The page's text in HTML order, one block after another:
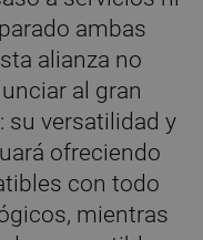
ambas
alianza no
al gran
su versatilidad y
ofreciendo
con todo
mientras